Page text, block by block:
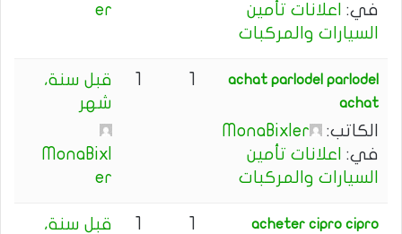
في: اعلانات تأمين
السيارات والمركبات
er
achat parlodel parlodel
achat
الكاتب:
MonaBixler
في: اعلانات تأمين
السيارات والمركبات
قبل سنة،
شهر
MonaBixl
er
acheter cipro cipro
قبل سنة،